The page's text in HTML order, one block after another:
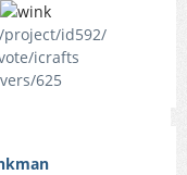
id592/
icrafts
625